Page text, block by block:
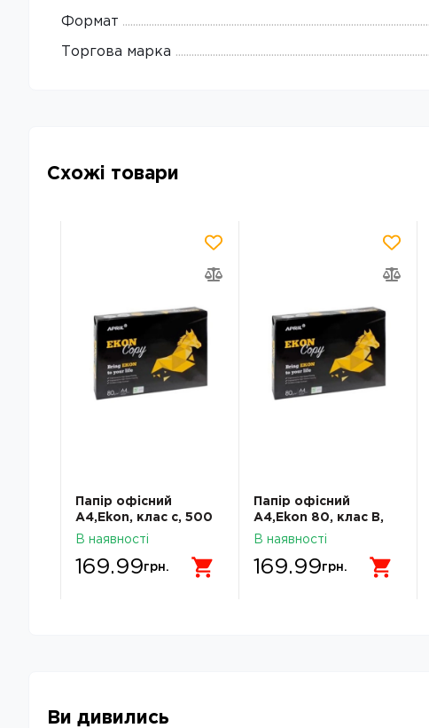
Формат
Торгова марка
Схожі товари
Папір офісний
А4,Ekon, клас c, 500
л,
В наявності
169.99грн.
Папір офісний
А4,Ekon 80, клас В,
500 л,
В наявності
169.99грн.
Ви дивились